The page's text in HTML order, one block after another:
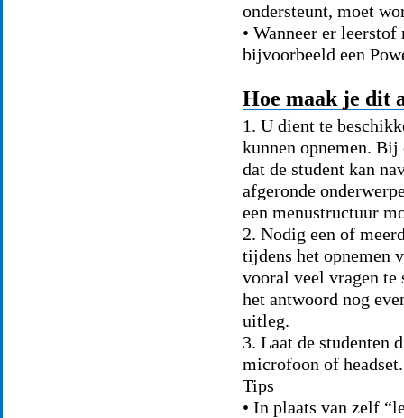
ondersteunt, moet
• Wanneer er
bijvoorbeeld een
Hoe maak je dit
1. U dient te
kunnen opnemen.
dat de student kan
afgeronde
een menustructuur
2. Nodig een of
tijdens het opnemen
vooral veel vragen te
het antwoord nog
uitleg.
3. Laat de studenten
microfoon of headset.
Tips
• In plaats van zelf